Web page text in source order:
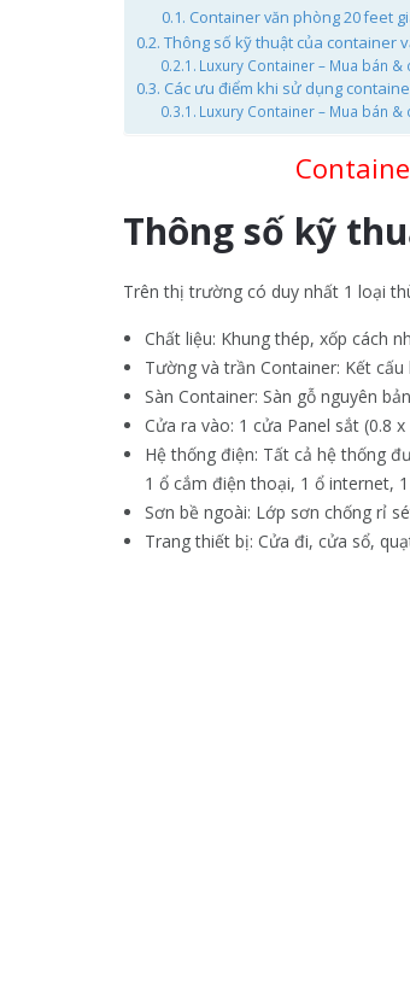
Container văn phòng 20 feet
Thông số kỹ thuật của container
Luxury Container – Mua bán
Các ưu điểm khi sử dụng
Luxury Container – Mua bán
Thông số kỹ
Trên thị trường có duy nhất 1 loại
Chất liệu: Khung thép, xốp cách
Tường và trần Container: Kết
Sàn Container: Sàn gỗ nguyên
Cửa ra vào: 1 cửa Panel sắt (0.8
Hệ thống điện: Tất cả hệ thống
1 ổ cắm điện thoại, 1 ổ internet,
Sơn bề ngoài: Lớp sơn chống rỉ
Trang thiết bị: Cửa đi, cửa sổ,